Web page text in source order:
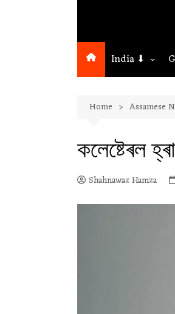
India ⬇
Guwahati
Home Assamese
কলেষ্টেৰল
Shahnawaz Hamza